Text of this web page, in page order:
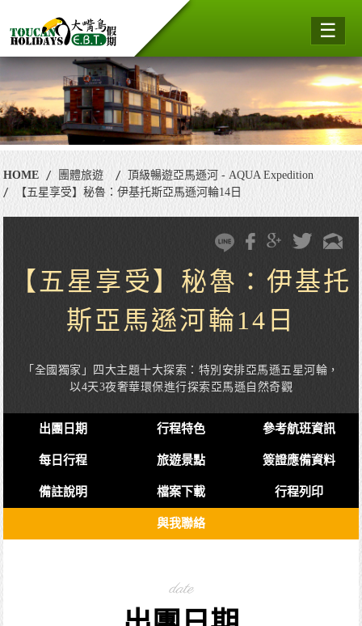
☰
HOME 團體旅遊
頂級暢遊亞馬遜河 - AQUA Expedition
【五星享受】秘魯：伊基托斯亞馬遜河輪14日
【五星享受】秘魯：伊基托
斯亞馬遜河輪14日
「全國獨家」四大主題十大探索：特別安排亞馬遜五星河輪，
以4天3夜奢華環保進行探索亞馬遜自然奇觀
出團日期 行程特色 參考航班資訊
每日行程 旅遊景點 簽證應備資料
備註說明 檔案下載 行程列印
與我聯絡
date